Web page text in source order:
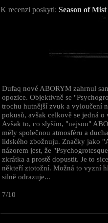
K recenzi poskytl: Season of Mist
Dufaq nové ABORYM zahrnul
opozice. Objektivně se
trochu hutnější zvuk a vyloučení
pokusů, avšak celkově se jedná
Avšak to, co slyším, "nejsou"
měly společnou atmosféru a
lidského zbožnuju. Značky jako
názorem jest, že
zkrátka a prostě dopustit. Je to
někteří ztotožní. Možná to vyzní
silně odrazuje...
7/10